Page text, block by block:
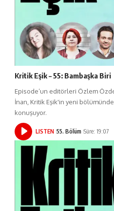
Kritik Eşik – 55: Bambaşka Biri
Episode’un editörleri Özlem
İnan, Kritik Eşik'in yeni
konuşuyor.
LISTEN 55. Bölüm Süre: 19:07